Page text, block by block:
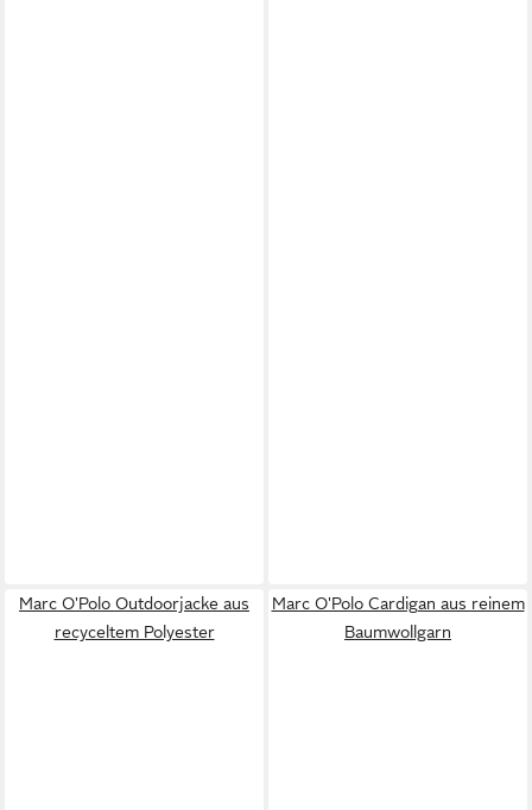
Marc O'Polo Outdoorjacke aus
recyceltem Polyester
Marc O'Polo Cardigan aus reinem
Baumwollgarn